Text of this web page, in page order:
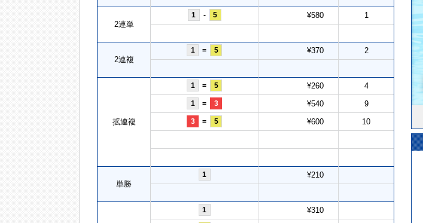
2連単
1 - 5 ¥580 1
2連複
1 = 5 ¥370 2
拡連複
1 = 5 ¥260 4
1 = 3 ¥540 9
3 = 5 ¥600 10
単勝
1 ¥210
1 ¥310